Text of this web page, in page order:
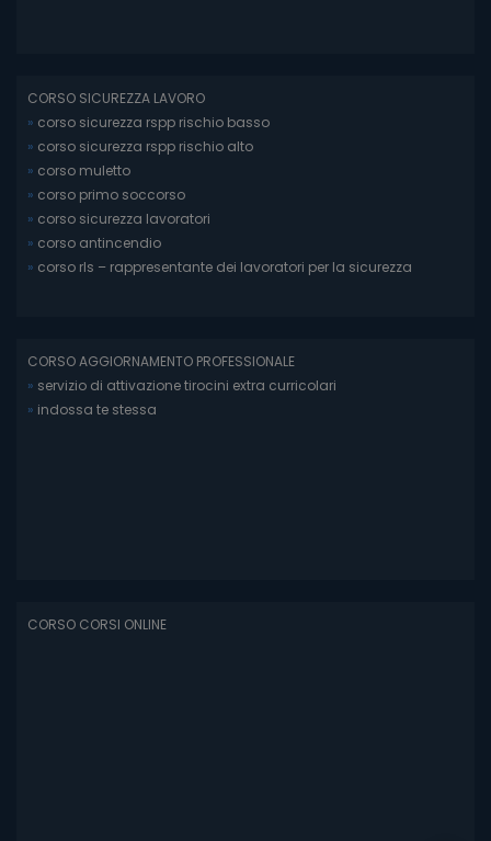
CORSO SICUREZZA LAVORO
» corso sicurezza rspp rischio basso
» corso sicurezza rspp rischio alto
» corso muletto
» corso primo soccorso
» corso sicurezza lavoratori
» corso antincendio
» corso rls – rappresentante dei lavoratori per la sicurezza
CORSO AGGIORNAMENTO PROFESSIONALE
» servizio di attivazione tirocini extra curricolari
» indossa te stessa
CORSO CORSI ONLINE